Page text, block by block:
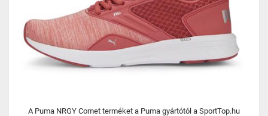
A Puma NRGY Comet terméket a Puma gyártótól a SportTop.hu